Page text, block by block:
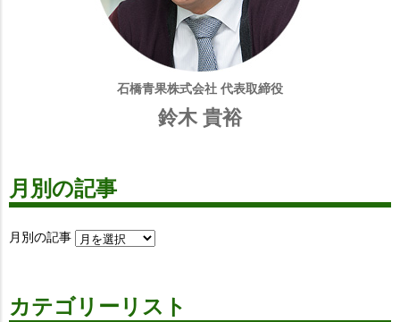
石橋青果株式会社 代表取締役
鈴木 貴裕
月別の記事
月別の記事
カテゴリーリスト